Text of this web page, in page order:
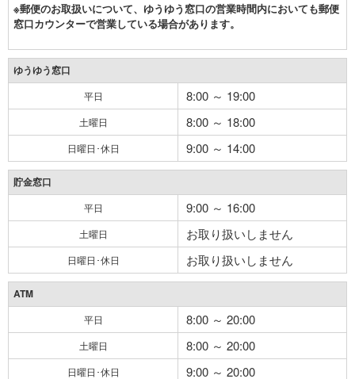
※郵便のお取扱いについて、ゆうゆう窓口の営業時間内においても郵便
窓口カウンターで営業している場合があります。
ゆうゆう窓口
平日 8:00 ～ 19:00
土曜日 8:00 ～ 18:00
日曜日･休日 9:00 ～ 14:00
貯金窓口
平日 9:00 ～ 16:00
土曜日 お取り扱いしません
日曜日･休日 お取り扱いしません
ATM
平日 8:00 ～ 20:00
土曜日 8:00 ～ 20:00
日曜日･休日 9:00 ～ 20:00